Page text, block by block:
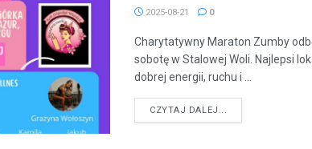
2025-08-21 0
Charytatywny Maraton Zumby
sobotę w Stalowej Woli. Najlepsi
dobrej energii, ruchu i ...
CZYTAJ DALEJ...